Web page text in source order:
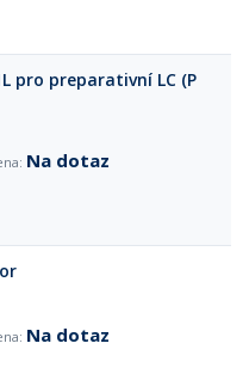
pro preparativní LC (P
Na dotaz
Na dotaz